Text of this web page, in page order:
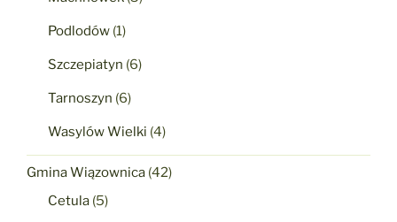
Podlodów (1)
Szczepiatyn (6)
Tarnoszyn (6)
Wasylów Wielki (4)
Gmina Wiązownica (42)
Cetula (5)